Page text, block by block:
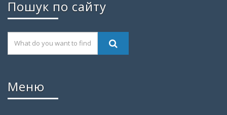
Пошук по сайту
Меню